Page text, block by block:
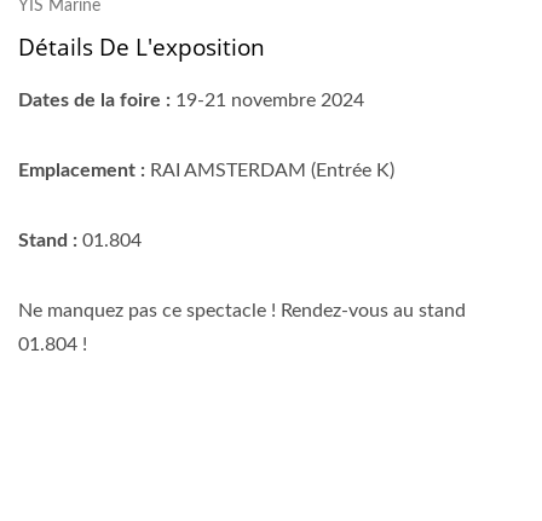
YIS Marine
Détails De L'exposition
Dates de la foire : 19-21 novembre 2024
Emplacement : RAI AMSTERDAM (Entrée K)
Stand : 01.804
Ne manquez pas ce spectacle ! Rendez-vous au stand
01.804 !